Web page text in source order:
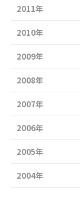
2011年
2010年
2009年
2008年
2007年
2006年
2005年
2004年